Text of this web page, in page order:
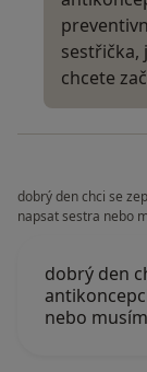
sestřička,
chcete
dobrý den chci se
napsat sestra nebo
dobrý den
nebo